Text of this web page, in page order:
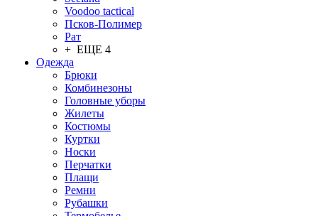
Voodoo tactical
Псков-Полимер
Рат
+ ЕЩЕ 4
Одежда
Брюки
Комбинезоны
Головные уборы
Жилеты
Костюмы
Куртки
Носки
Перчатки
Плащи
Ремни
Рубашки